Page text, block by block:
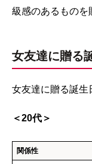
級感のあるものを
女友達に贈る
女友達に贈る誕生
＜20代＞
関係性